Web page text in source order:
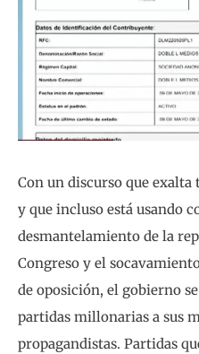
Con un discurso que
y que incluso está usando
desmantelamiento de la
Congreso y el
de oposición, el gobierno
partidas millonarias a sus
propagandistas. Partidas